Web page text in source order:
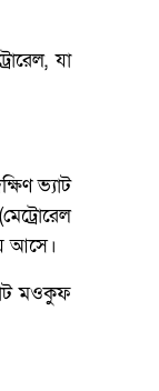
যা
ভ্যাট
আসে।
মওকুফ